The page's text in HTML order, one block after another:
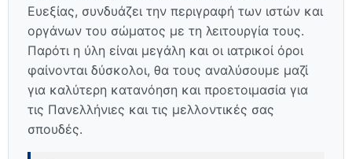
Ευεξίας, συνδυάζει την περιγραφή των ιστών και
οργάνων του σώματος με τη λειτουργία τους.
Παρότι η ύλη είναι μεγάλη και οι ιατρικοί όροι
φαίνονται δύσκολοι, θα τους αναλύσουμε μαζί
για καλύτερη κατανόηση και προετοιμασία για
τις Πανελλήνιες και τις μελλοντικές σας
σπουδές.